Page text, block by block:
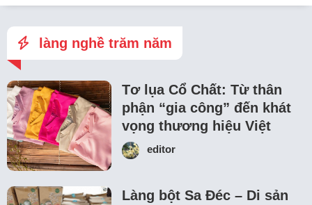
làng nghề trăm năm
Tơ lụa Cổ Chất: Từ thân
phận “gia công” đến khát
vọng thương hiệu Việt
editor
Làng bột Sa Đéc – Di sản